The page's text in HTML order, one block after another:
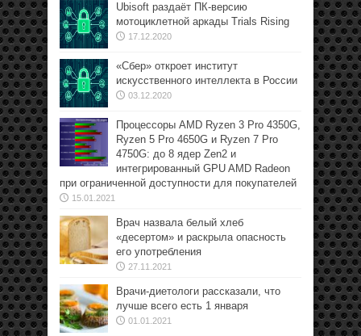
Ubisoft раздаёт ПК-версию
мотоциклетной аркады Trials Rising
17.12.2020
«Сбер» откроет институт
искусственного интеллекта в России
03.12.2020
Процессоры AMD Ryzen 3 Pro 4350G,
Ryzen 5 Pro 4650G и Ryzen 7 Pro
4750G: до 8 ядер Zen2 и
интегрированный GPU AMD Radeon
при ограниченной доступности для покупателей
15.01.2021
Врач назвала белый хлеб
«десертом» и раскрыла опасность
его употребления
27.11.2021
Врачи-диетологи рассказали, что
лучше всего есть 1 января
01.01.2021